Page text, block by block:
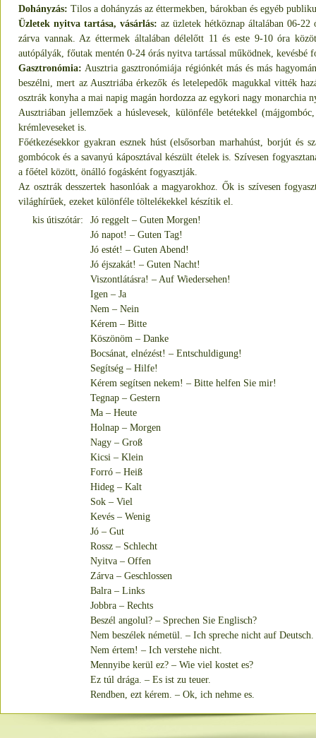
Dohányzás: Tilos a dohányzás az éttermekben, bárokban és egyéb
Üzletek nyitva tartása, vásárlás: az üzletek hétköznap általában 06-
zárva vannak. Az éttermek általában délelőtt 11 és este 9-10 óra
autópályák, főutak mentén 0-24 órás nyitva tartással működnek, kevésbé
Gasztronómia: Ausztria gasztronómiája régiónkét más és más
beszélni, mert az Ausztriába érkezők és letelepedők magukkal vitték
osztrák konyha a mai napig magán hordozza az egykori nagy monarchia
Ausztriában jellemzőek a húslevesek, különféle betétekkel
krémleveseket is.
Főétkezésekkor gyakran esznek húst (elsősorban marhahúst, borjút és
gombócok és a savanyú káposztával készült ételek is. Szívesen
a főétel között, önálló fogásként fogyasztják.
Az osztrák desszertek hasonlóak a magyarokhoz. Ők is szívesen
világhírűek, ezeket különféle töltelékekkel készítik el.
kis útiszótár:
Jó reggelt – Guten Morgen!
Jó napot! – Guten Tag!
Jó estét! – Guten Abend!
Jó éjszakát! – Guten Nacht!
Viszontlátásra! – Auf Wiedersehen!
Igen – Ja
Nem – Nein
Kérem – Bitte
Köszönöm – Danke
Bocsánat, elnézést! – Entschuldigung!
Segítség – Hilfe!
Kérem segítsen nekem! – Bitte helfen Sie mir!
Tegnap – Gestern
Ma – Heute
Holnap – Morgen
Nagy – Groß
Kicsi – Klein
Forró – Heiß
Hideg – Kalt
Sok – Viel
Kevés – Wenig
Jó – Gut
Rossz – Schlecht
Nyitva – Offen
Zárva – Geschlossen
Balra – Links
Jobbra – Rechts
Beszél angolul? – Sprechen Sie Englisch?
Nem beszélek németül. – Ich spreche nicht auf Deutsch.
Nem értem! – Ich verstehe nicht.
Mennyibe kerül ez? – Wie viel kostet es?
Ez túl drága. – Es ist zu teuer.
Rendben, ezt kérem. – Ok, ich nehme es.